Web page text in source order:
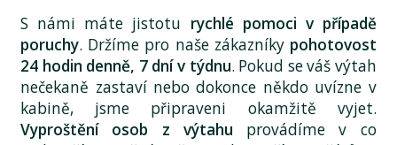
S námi máte jistotu rychlé pomoci v případě
poruchy. Držíme pro naše zákazníky pohotovost
24 hodin denně, 7 dní v týdnu. Pokud se váš výtah
nečekaně zastaví nebo dokonce někdo uvízne v
kabině, jsme připraveni okamžitě vyjet.
Vyproštění osob z výtahu provádíme v co